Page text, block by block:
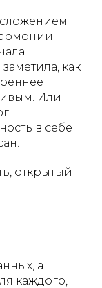
как
Или
в себе
открытый
а
каждого,